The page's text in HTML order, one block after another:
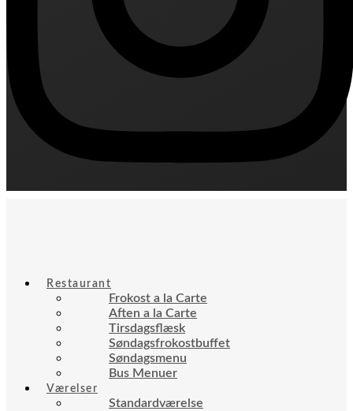
Restaurant
Frokost a la Carte
Aften a la Carte
Tirsdagsflæsk
Søndagsfrokostbuffet
Søndagsmenu
Bus Menuer
Værelser
Standardværelse